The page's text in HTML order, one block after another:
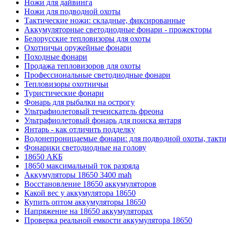
Ножи для дайвинга
Ножи для подводной охоты
Тактические ножи: складные, фиксированные
Аккумуляторные светодиодные фонари - прожекторы
Белорусские тепловизоры для охоты
Охотничьи оружейные фонари
Походные фонари
Продажа тепловизоров для охоты
Профессиональные светодиодные фонари
Тепловизоры охотничьи
Туристические фонари
Фонарь для рыбалки на острогу
Ультрафиолетовый течеискатель фреона
Ультрафиолетовый фонарь для поиска янтаря
Янтарь - как отличить подделку
Водонепроницаемые фонари: для подводной охоты,
Фонарики светодиодные на голову
18650 АКБ
18650 максимальный ток разряда
Аккумуляторы 18650 3400 mah
Восстановление 18650 аккумуляторов
Какой вес у аккумулятора 18650
Купить оптом аккумуляторы 18650
Напряжение на 18650 аккумуляторах
Проверка реальной емкости аккумулятора 18650